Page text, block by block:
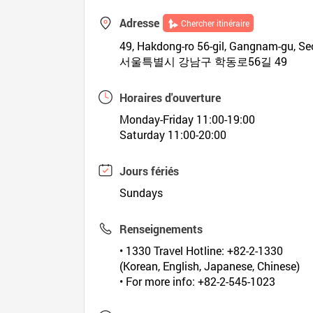
Adresse Chercher itinéraire
49, Hakdong-ro 56-gil, Gangnam-gu,
서울특별시 강남구 학동로56길 49
Horaires d'ouverture
Monday-Friday 11:00-19:00
Saturday 11:00-20:00
Jours fériés
Sundays
Renseignements
• 1330 Travel Hotline: +82-2-1330
(Korean, English, Japanese, Chinese)
• For more info: +82-2-545-1023